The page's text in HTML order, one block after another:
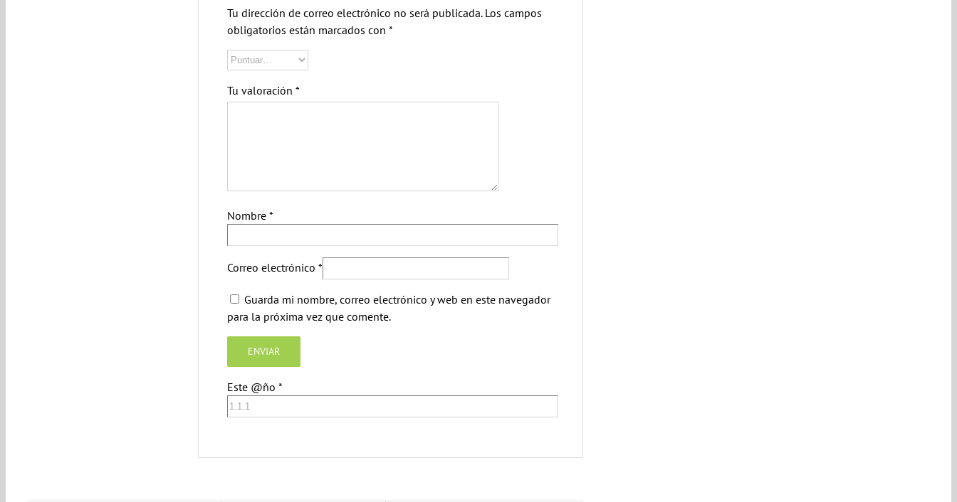
Tu dirección de correo electrónico no será publicada. Los campos
obligatorios están marcados con *
Tu valoración *
Nombre *
Correo electrónico *
Guarda mi nombre, correo electrónico y web en este navegador
para la próxima vez que comente.
Este @ño *